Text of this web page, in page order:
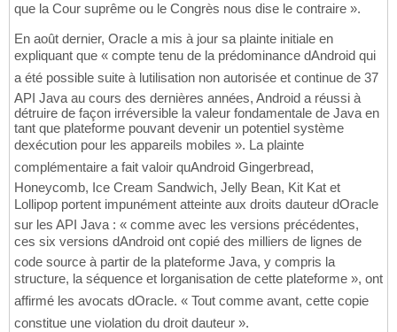
que la Cour suprême ou le Congrès nous dise le contraire ».
En août dernier, Oracle a mis à jour sa plainte initiale en
expliquant que « compte tenu de la prédominance dAndroid qui
a été possible suite à lutilisation non autorisée et continue de 37
API Java au cours des dernières années, Android a réussi à
détruire de façon irréversible la valeur fondamentale de Java en
tant que plateforme pouvant devenir un potentiel système
dexécution pour les appareils mobiles ». La plainte
complémentaire a fait valoir quAndroid Gingerbread,
Honeycomb, Ice Cream Sandwich, Jelly Bean, Kit Kat et
Lollipop portent impunément atteinte aux droits dauteur dOracle
sur les API Java : « comme avec les versions précédentes,
ces six versions dAndroid ont copié des milliers de lignes de
code source à partir de la plateforme Java, y compris la
structure, la séquence et lorganisation de cette plateforme », ont
affirmé les avocats dOracle. « Tout comme avant, cette copie
constitue une violation du droit dauteur ».